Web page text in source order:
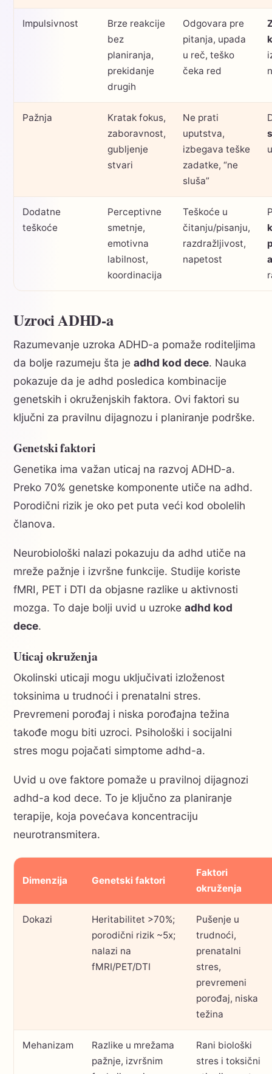
Impulsivnost
Brze reakcije
bez
planiranja,
prekidanje
drugih
Odgovara pre
pitanja, upada
u reč, teško
čeka red
Pažnja
Kratak fokus,
zaboravnost,
gubljenje
stvari
Ne prati
uputstva,
izbegava teške
zadatke, “ne
sluša”
Dodatne
teškoće
Perceptivne
smetnje,
emotivna
labilnost,
koordinacija
Teškoće u
čitanju/pisanju,
razdražljivost,
napetost
Uzroci ADHD-a
Razumevanje uzroka ADHD-a pomaže roditeljima
da bolje razumeju šta je adhd kod dece. Nauka
pokazuje da je adhd posledica kombinacije
genetskih i okruženjskih faktora. Ovi faktori su
ključni za pravilnu dijagnozu i planiranje podrške.
Genetski faktori
Genetika ima važan uticaj na razvoj ADHD-a.
Preko 70% genetske komponente utiče na adhd.
Porodični rizik je oko pet puta veći kod obolelih
članova.
Neurobiološki nalazi pokazuju da adhd utiče na
mreže pažnje i izvršne funkcije. Studije koriste
fMRI, PET i DTI da objasne razlike u aktivnosti
mozga. To daje bolji uvid u uzroke adhd kod
dece.
Uticaj okruženja
Okolinski uticaji mogu uključivati izloženost
toksinima u trudnoći i prenatalni stres.
Prevremeni porođaj i niska porođajna težina
takođe mogu biti uzroci. Psihološki i socijalni
stres mogu pojačati simptome adhd-a.
Uvid u ove faktore pomaže u pravilnoj dijagnozi
adhd-a kod dece. To je ključno za planiranje
terapije, koja povećava koncentraciju
neurotransmitera.
Dimenzija Genetski faktori
Faktori
okruženja
Dokazi
Heritabilitet >70%;
porodični rizik ~5x;
nalazi na
fMRI/PET/DTI
Pušenje u
trudnoći,
prenatalni
stres,
prevremeni
porođaj, niska
težina
Mehanizam
Razlike u mrežama
pažnje, izvršnim
Rani biološki
stres i toksični